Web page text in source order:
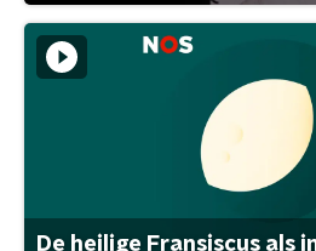
De heilige Fransiscus als